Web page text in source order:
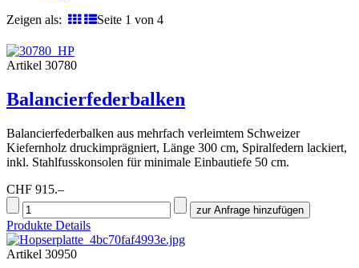
Seite 1 von 4
Zeigen als:
Artikel 30780
Balancierfederbalken
Balancierfederbalken aus mehrfach verleimtem Schweizer
Kiefernholz druckimprägniert, Länge 300 cm, Spiralfedern lackiert,
inkl. Stahlfusskonsolen für minimale Einbautiefe 50 cm.
CHF 915.–
Produkte Details
Artikel 30950